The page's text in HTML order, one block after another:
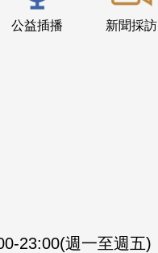
公益插播 新聞採訪
23:00(週一至週五)